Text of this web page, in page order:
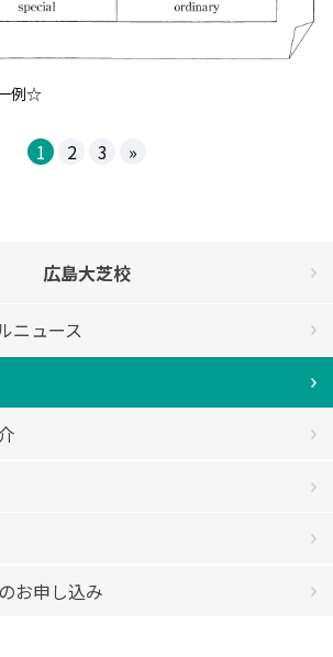
例☆
1 2 3 »
広島大芝校
ニュース
お申し込み